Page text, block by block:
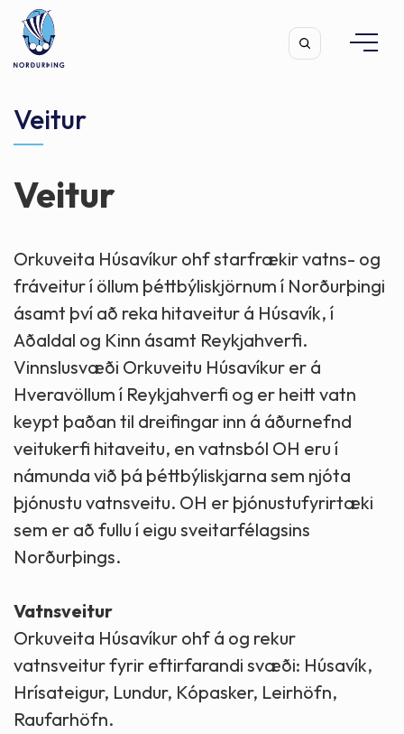
Leita
Veitur
Veitur
Orkuveita Húsavíkur ohf starfrækir vatns- og
fráveitur í öllum þéttbýliskjörnum í Norðurþingi
ásamt því að reka hitaveitur á Húsavík, í
Aðaldal og Kinn ásamt Reykjahverfi.
Vinnslusvæði Orkuveitu Húsavíkur er á
Hveravöllum í Reykjahverfi og er heitt vatn
keypt þaðan til dreifingar inn á áðurnefnd
veitukerfi hitaveitu, en vatnsból OH eru í
námunda við þá þéttbýliskjarna sem njóta
þjónustu vatnsveitu. OH er þjónustufyrirtæki
sem er að fullu í eigu sveitarfélagsins
Norðurþings.
Vatnsveitur
Orkuveita Húsavíkur ohf á og rekur
vatnsveitur fyrir eftirfarandi svæði: Húsavík,
Hrísateigur, Lundur, Kópasker, Leirhöfn,
Raufarhöfn.